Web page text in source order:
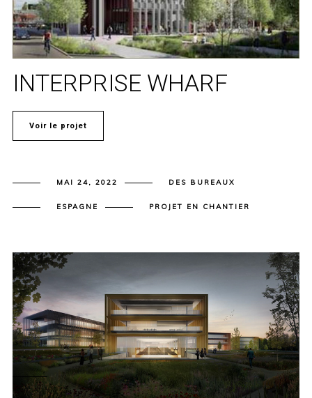
INTERPRISE WHARF
Voir le projet
MAI 24, 2022 DES BUREAUX
ESPAGNE PROJET EN CHANTIER